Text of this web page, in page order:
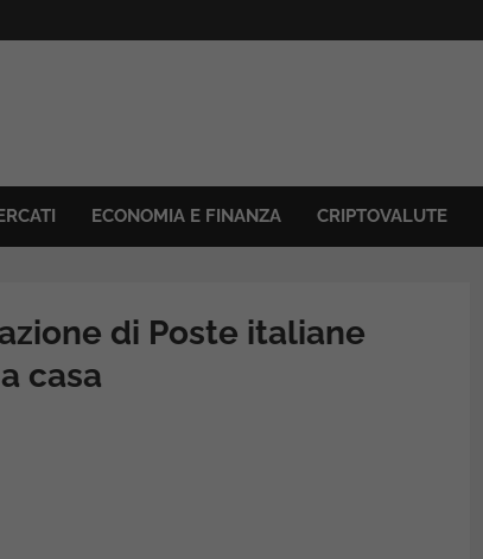
ECONOMIA E FINANZA CRIPTOVALUTE
di Poste italiane
casa